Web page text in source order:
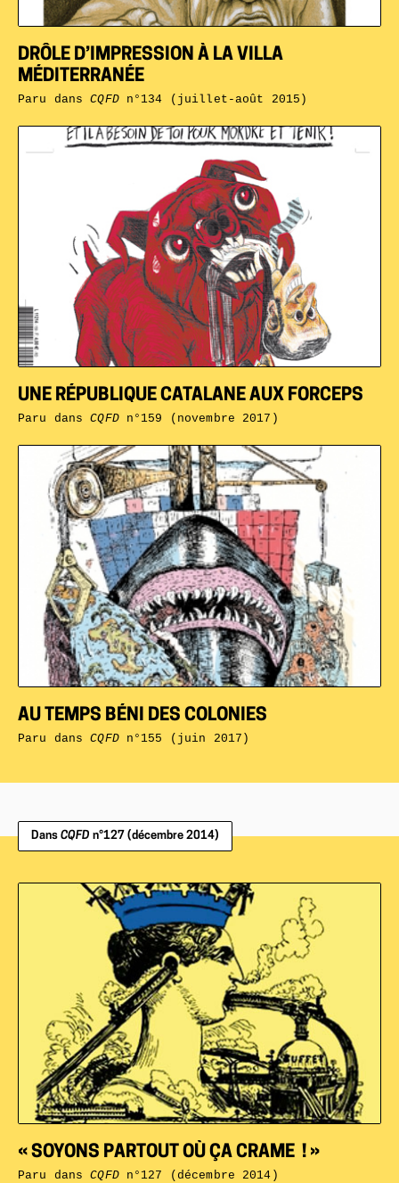
AU TEMPS BÉNI DES COLONIES
Paru dansCQFDn°155 (juin 2017)
UNE RÉPUBLIQUE CATALANE AUX FORCEPS
Paru dansCQFDn°159 (novembre 2017)
DRÔLE D’IMPRESSION À LA VILLA
MÉDITERRANÉE
Paru dansCQFDn°134 (juillet-août 2015)
Dans CQFD n°127 (décembre 2014)
« SOYONS PARTOUT OÙ ÇA CRAME ! »
Paru dansCQFDn°127 (décembre 2014)